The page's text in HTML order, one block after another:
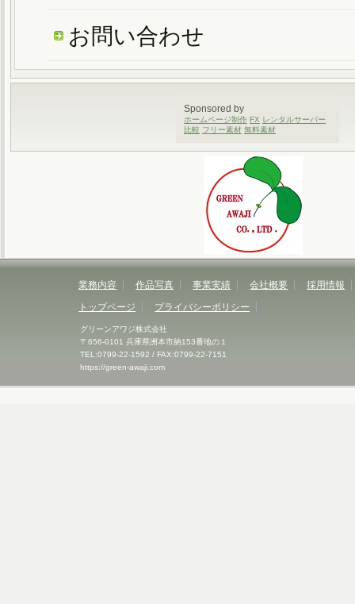
お問い合わせ
Sponsored by
ホームページ制作 FX レンタルサーバー
比較 フリー素材 無料素材
業務内容 作品写真 事業実績 会社概要
採用情報
トップページ
プライバシーポリシー
グリーンアワジ株式会社
〒656-0101 兵庫県洲本市納153番地の１
TEL:0799-22-1592 / FAX:0799-22-7151
https://green-awaji.com